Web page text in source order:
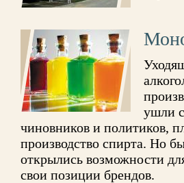
ушли
чиновников и политиков,
производство спирта. Но
открылись возможности
свои позиции брендов.